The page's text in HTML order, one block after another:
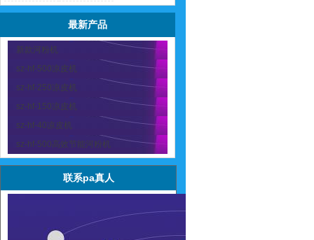
最新产品
新款河粉机
sz-hf-500凉皮机
sz-hf-250凉皮机
sz-hf-150凉皮机
sz-hf-40凉皮机
sz-hf-500高效节能河粉机
联系pa真人